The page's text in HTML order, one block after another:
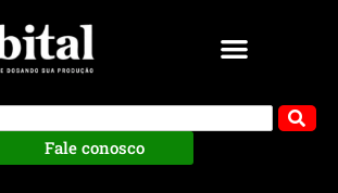
Fale conosco